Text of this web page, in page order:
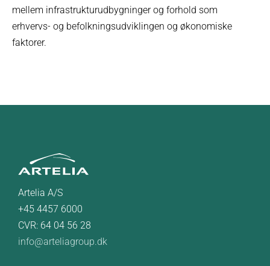
mellem infrastrukturudbygninger og forhold som
erhvervs- og befolkningsudviklingen og økonomiske
faktorer.
Artelia A/S
+45 4457 6000
CVR: 64 04 56 28
info@arteliagroup.dk